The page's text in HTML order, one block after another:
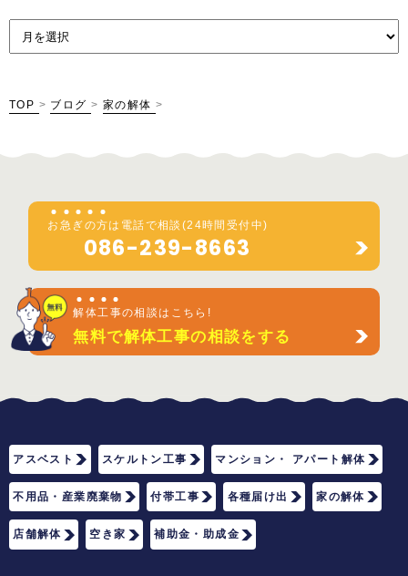
TOP > ブログ > 家の解体 >
お 急 ぎの方は電話で相談(24時間受付中)
086-239-8663
解体工 事の相談はこちら!
無料で解体工事の相談をする
アスベスト スケルトン工事 マンション・ アパート解体
不用品・産業廃棄物 付帯工事 各種届け出 家の解体
店舗解体 空き家 補助金・助成金